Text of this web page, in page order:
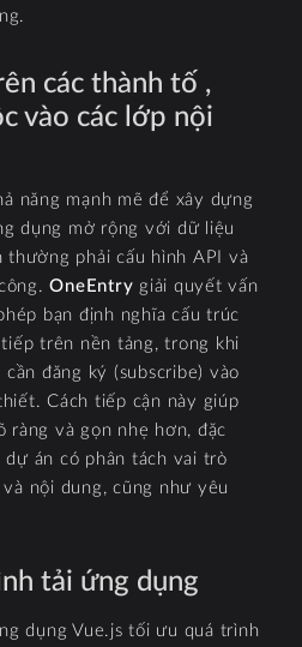
các thành tố ,
vào các lớp nội
năng mạnh mẽ để xây dựng
dụng mở rộng với dữ liệu
thường phải cấu hình API và
OneEntry giải quyết vấn
bạn định nghĩa cấu trúc
trên nền tảng, trong khi
đăng ký (subscribe) vào
Cách tiếp cận này giúp
và gọn nhẹ hơn, đặc
án có phân tách vai trò
nội dung, cũng như yêu
tải ứng dụng
dụng Vue.js tối ưu quá trình